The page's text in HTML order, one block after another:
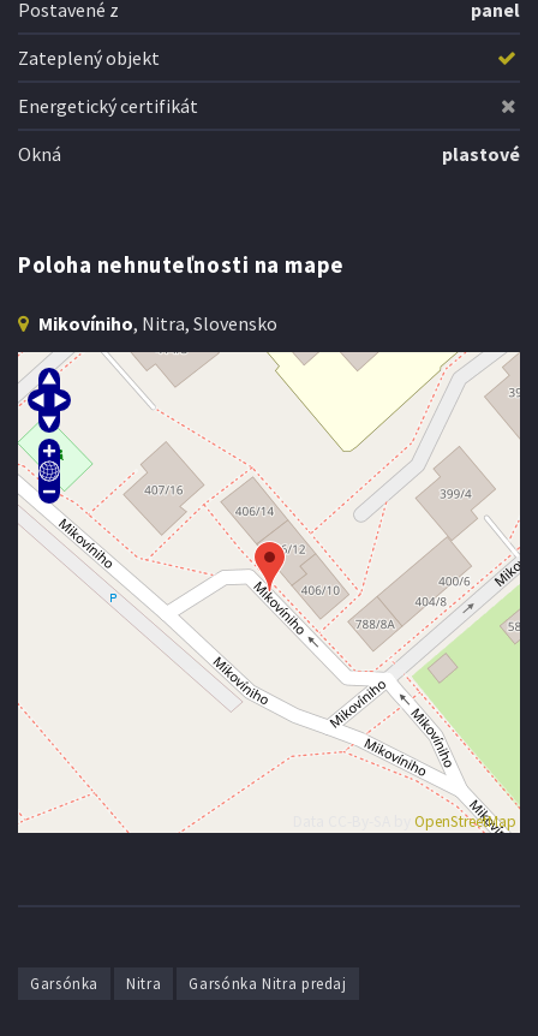
Postavené z
panel
Zateplený objekt
Energetický certifikát
Okná
plastové
Poloha nehnuteľnosti na mape
Mikovíniho, Nitra, Slovensko
OpenStreetMap
Garsónka Nitra Garsónka Nitra predaj